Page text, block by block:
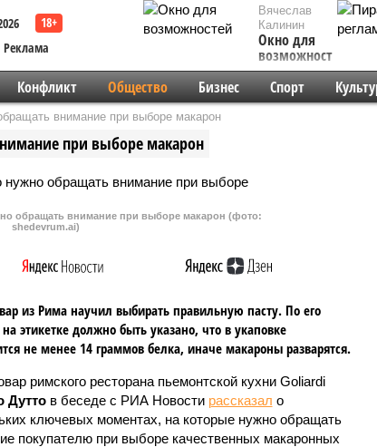
Реклама
Вячеслав
Калинин
Окно для
возможностей
Конфликт Общество Бизнес Спорт
внимание при выборе макарон
при выборе макарон
обращать внимание при выборе макарон (фото:
shedevrum.ai)
из Рима научил выбирать правильную пасту. По его
этикетке должно быть указано, что в укаповке
не менее 14 граммов белка, иначе макароны разварятся.
римского ресторана пьемонтской кухни Goliardi
Дуттов беседе с РИА Новости рассказал о
ключевых моментах, на которые нужно обращать
покупателю при выборе качественных макаронных